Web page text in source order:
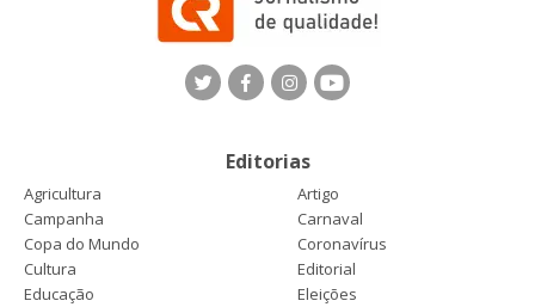
Editorias
Agricultura
Artigo
Campanha
Carnaval
Copa do Mundo
Coronavírus
Cultura
Editorial
Educação
Eleições